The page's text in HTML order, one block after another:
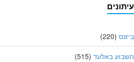
(220)
באלעד(515)